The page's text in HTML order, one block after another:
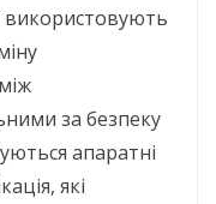
використовують
за безпеку
апаратні
які